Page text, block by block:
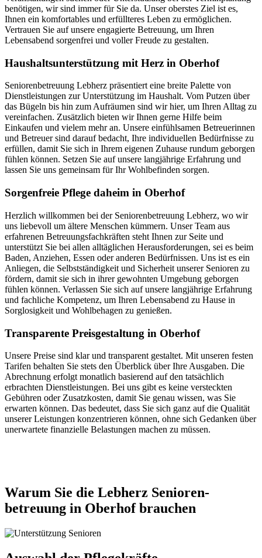
benötigen, wir sind immer für Sie da. Unser oberstes Ziel ist es,
Ihnen ein komfortables und erfüllteres Leben zu ermöglichen.
Vertrauen Sie auf unsere engagierte Betreuung, um Ihren
Lebensabend sorgenfrei und voller Freude zu gestalten.
Haushalts­unterstützung mit Herz in Oberhof
Seniorenbetreuung Lebherz präsentiert eine breite Palette von
Dienstleistungen zur Unterstützung im Haushalt. Vom Putzen über
das Bügeln bis hin zum Aufräumen sind wir hier, um Ihren Alltag zu
vereinfachen. Zusätzlich bieten wir Ihnen gerne Hilfe beim
Einkaufen und vielem mehr an. Unsere einfühlsamen Betreuerinnen
und Betreuer sind darauf bedacht, Ihre individuellen Bedürfnisse zu
erfüllen, damit Sie sich in Ihrem eigenen Zuhause rundum geborgen
fühlen können. Setzen Sie auf unsere langjährige Erfahrung und
lassen Sie uns gemeinsam für Ihr Wohlbefinden sorgen.
Sorgenfreie Pflege daheim in Oberhof
Herzlich willkommen bei der Seniorenbetreuung Lebherz, wo wir
uns liebevoll um ältere Menschen kümmern. Unser Team aus
erfahrenen Betreuungsfachkräften steht Ihnen zur Seite und
unterstützt Sie bei allen alltäglichen Herausforderungen, sei es beim
Baden, Anziehen, Essen oder anderen Bedürfnissen. Uns ist es ein
Anliegen, die Selbstständigkeit und Sicherheit unserer Senioren zu
fördern, damit sie sich in ihrer gewohnten Umgebung geborgen
fühlen können. Verlassen Sie sich auf unsere langjährige Erfahrung
und fachliche Kompetenz, um Ihren Lebensabend zu Hause in
Sorglosigkeit und Wohlbehagen zu genießen.
Transparente Preisgestaltung in Oberhof
Unsere Preise sind klar und transparent gestaltet. Mit unseren festen
Tarifen behalten Sie stets den Überblick über Ihre Ausgaben. Die
Abrechnung erfolgt monatlich basierend auf den tatsächlich
erbrachten Dienstleistungen. Bei uns gibt es keine versteckten
Gebühren oder Zusatzkosten, damit Sie genau wissen, was Sie
erwarten können. Das bedeutet, dass Sie sich ganz auf die Qualität
unserer Leistungen konzentrieren können, ohne sich Gedanken über
unerwartete finanzielle Belastungen machen zu müssen.
Warum Sie die Lebherz Senioren­
betreuung in Oberhof brauchen